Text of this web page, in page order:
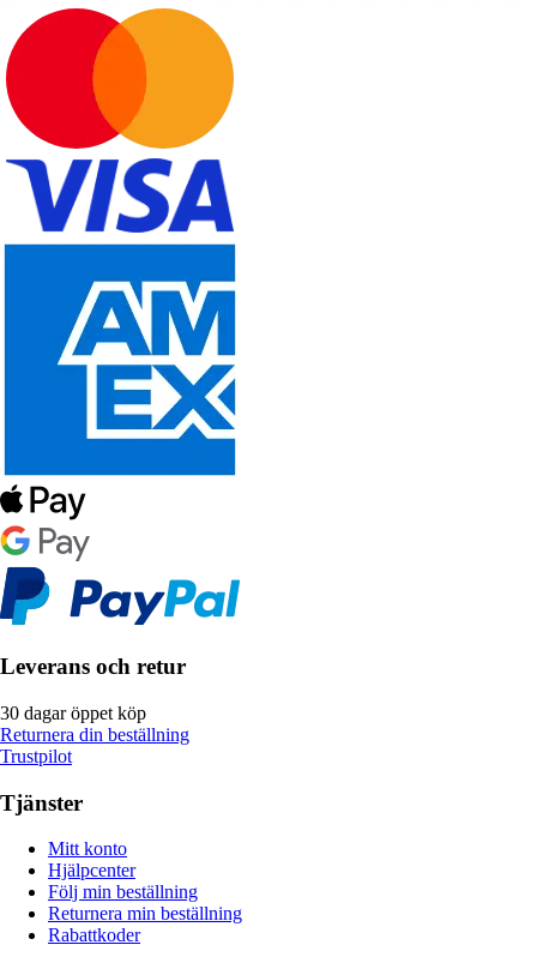
Leverans och retur
30 dagar öppet köp
Returnera din beställning
Trustpilot
Tjänster
Mitt konto
Hjälpcenter
Följ min beställning
Returnera min beställning
Rabattkoder